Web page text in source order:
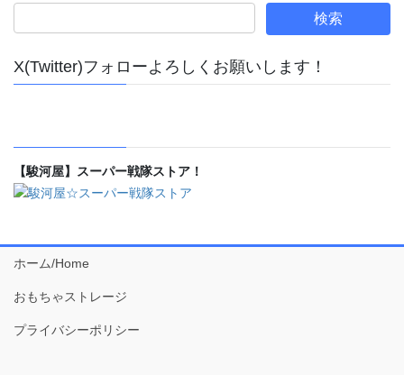
X(Twitter)フォローよろしくお願いします！
【駿河屋】スーパー戦隊ストア！
ホーム/Home
おもちゃストレージ
プライバシーポリシー